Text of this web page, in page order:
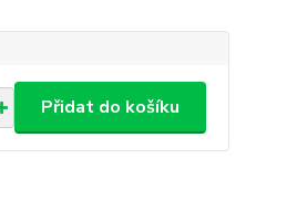
Přidat do košíku